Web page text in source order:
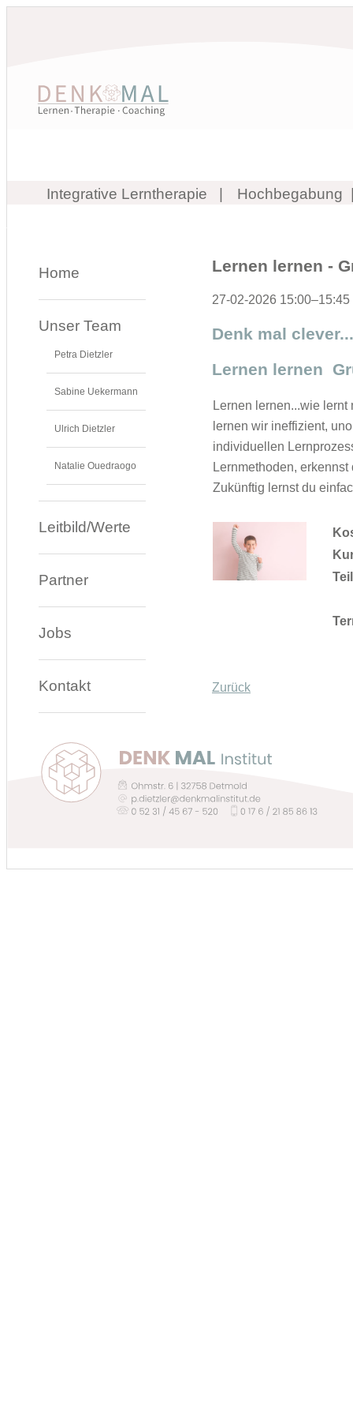
Integrative Lerntherapie Hochbegabung
Home
Unser Team
Petra Dietzler
Sabine Uekermann
Ulrich Dietzler
Natalie Ouedraogo
Leitbild/Werte
Partner
Jobs
Kontakt
Lernen lernen -
27-02-2026 15:00–15:45
Denk mal clever...
Lernen lernen
Lernen lernen...wie
lernen wir ineffizient,
individuellen
Lernmethoden,
Zukünftig lernst du
Zurück